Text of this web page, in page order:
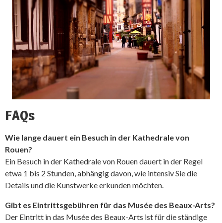
FAQs
Wie lange dauert ein Besuch in der Kathedrale von
Rouen?
Ein Besuch in der Kathedrale von Rouen dauert in der Regel
etwa 1 bis 2 Stunden, abhängig davon, wie intensiv Sie die
Details und die Kunstwerke erkunden möchten.
Gibt es Eintrittsgebühren für das Musée des Beaux-Arts?
Der Eintritt in das Musée des Beaux-Arts ist für die ständige